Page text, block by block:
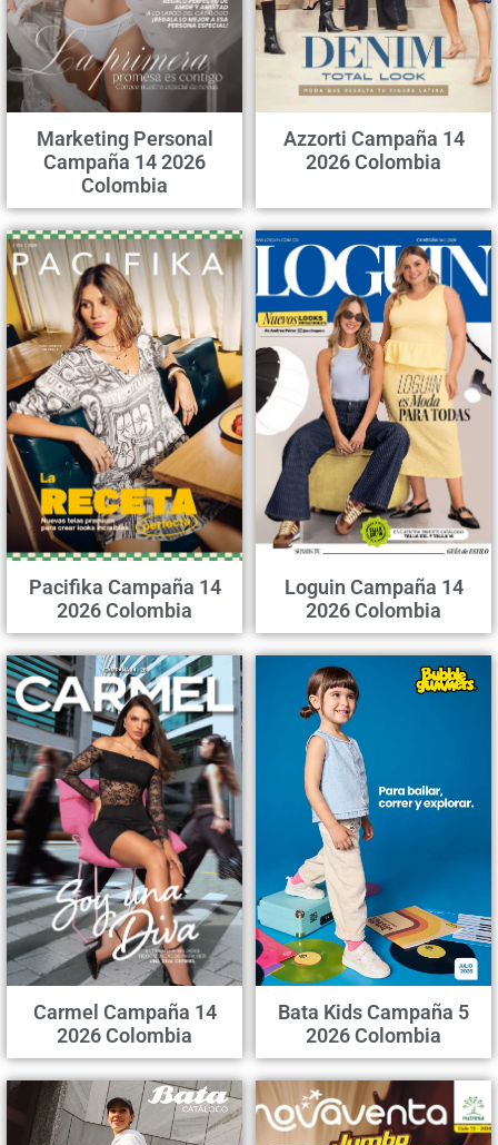
Marketing Personal
Campaña 14 2026
Colombia
Azzorti Campaña 14
2026 Colombia
Pacifika Campaña 14
2026 Colombia
Loguin Campaña 14
2026 Colombia
Carmel Campaña 14
2026 Colombia
Bata Kids Campaña 5
2026 Colombia